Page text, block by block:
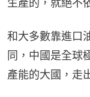
生產的，就絕不
和大多數靠進口
同，中國是全球
產能的大國，走